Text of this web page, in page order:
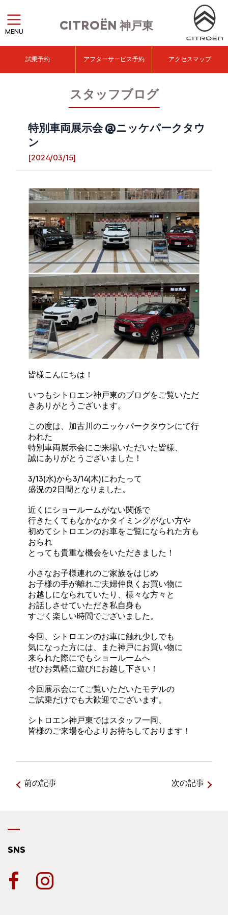
CITROËN神戸東
MENU
試乗予約 アフターサービス予約 アクセスマップ
スタッフブログ
特別車両展示会 @ニッケパークタウ
ン
[2024/03/15]
皆様こんにちは！
いつもシトロエン神戸東のブログをご覧いただ
きありがとうございます。
この度は、加古川のニッケパークタウンにて行
われた
特別車両展示会にご来場いただいた皆様、
誠にありがとうございました！
3/13(水)から3/14(木)にわたって
盛況の2日間となりました。
近くにショールームがない関係で
行きたくてもなかなかタイミングがない方や
初めてシトロエンのお車をご覧になられた方も
おられ
とっても貴重な機会をいただきました！
小さなお子様連れのご家族をはじめ
お子様の手が離れご夫婦仲良くお買い物に
お越しになられていたり、様々な方々と
お話しさせていただき私自身も
すごく楽しい時間でございました。
今回、シトロエンのお車に触れ少しでも
気になった方には、また神戸にお買い物に
来られた際にでもショールームへ
ぜひお気軽に遊びにお越し下さい！
今回展示会にてご覧いただいたモデルの
ご試乗だけでも大歓迎でございます。
シトロエン神戸東ではスタッフ一同、
皆様のご来場を心よりお待ちしております！
前の記事 次の記事
SNS